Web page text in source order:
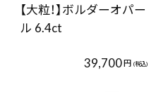
【大粒！】ボルダーオパー
ル 6.4ct
39,700円 (税込)